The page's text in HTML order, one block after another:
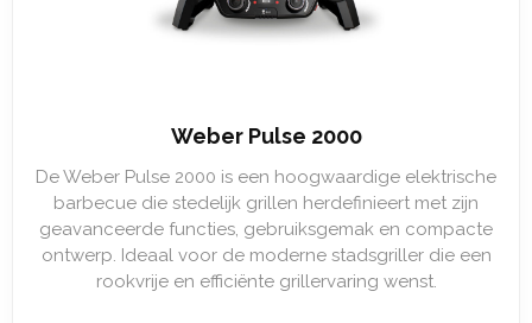
Weber Pulse 2000
De Weber Pulse 2000 is een hoogwaardige elektrische
barbecue die stedelijk grillen herdefinieert met zijn
geavanceerde functies, gebruiksgemak en compacte
ontwerp. Ideaal voor de moderne stadsgriller die een
rookvrije en efficiënte grillervaring wenst.